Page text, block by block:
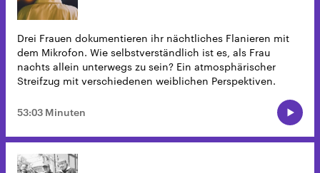
Drei Frauen dokumentieren ihr nächtliches Flanieren mit
dem Mikrofon. Wie selbstverständlich ist es, als Frau
nachts allein unterwegs zu sein? Ein atmosphärischer
Streifzug mit verschiedenen weiblichen Perspektiven.
53:03 Minuten